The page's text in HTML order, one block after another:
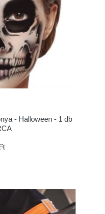
- Halloween - 1 db